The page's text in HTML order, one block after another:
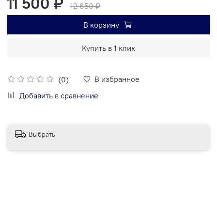
(0)
В избранное
Добавить в сравнение
12 650 ₽
В корзину
Купить в 1 клик
Выбрать